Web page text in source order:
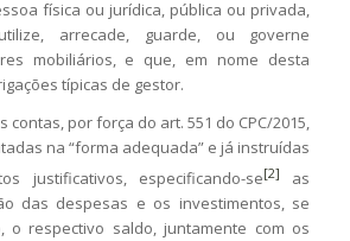
física ou jurídica, pública ou privada,
arrecade, guarde, ou governe
mobiliários, e que, em nome desta
típicas de gestor.
por força do art. 551 do CPC/2015,
na “forma adequada” e já instruídas
justificativos, especificando-se[2]
as
das despesas e os investimentos, se
o respectivo saldo, juntamente com os